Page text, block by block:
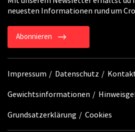
neuesten Informationen rund um
Abonnieren
Impressum Datenschutz
Gewichtsinformationen
Grundsatzerklärung Cookies